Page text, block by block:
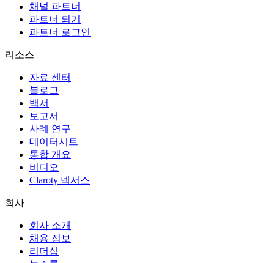
채널 파트너
파트너 되기
파트너 로그인
리소스
자료 센터
블로그
백서
보고서
사례 연구
데이터시트
통합 개요
비디오
Claroty 넥서스
회사
회사 소개
채용 정보
리더십